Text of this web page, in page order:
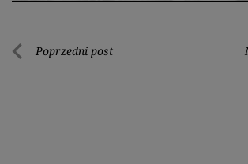
Nawigacja
Poprzedni post